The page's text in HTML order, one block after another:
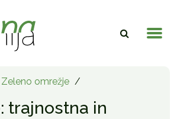
Zeleno omrežje /
trajnostna in